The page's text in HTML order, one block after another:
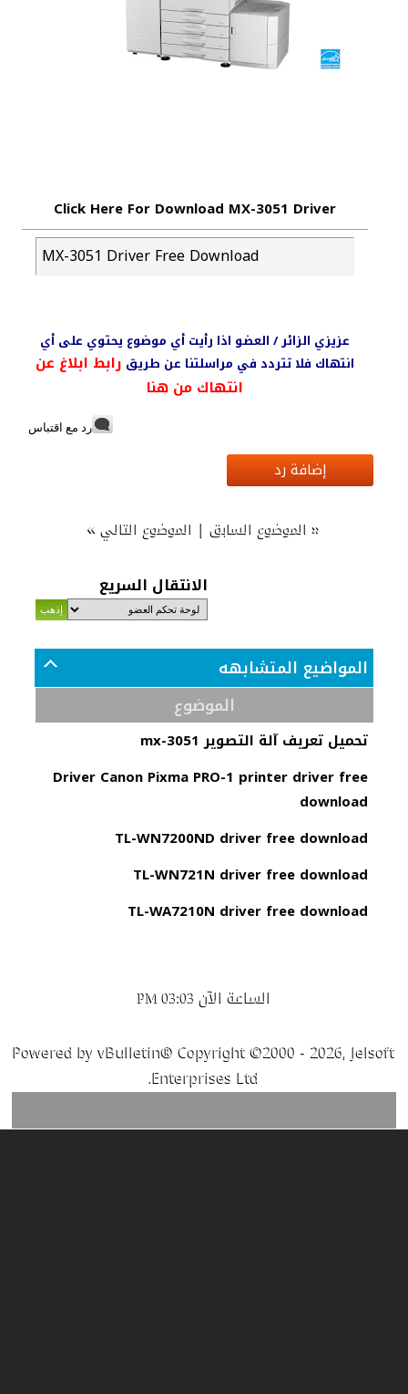
Click Here For Download MX-3051 Driver
MX-3051 Driver Free Download
عزيزي الزائر / العضو اذا رأيت أي موضوع يحتوي على أي
انتهاك فلا تتردد في مراسلتنا عن طريق رابط ابلاغ عن
انتهاك من هنا
رد مع اقتباس
إضافة رد
« الموضوع السابق| الموضوع التالي»
الانتقال السريع
المواضيع المتشابهه
الموضوع
تحميل تعريف آلة التصوير mx-3051
Driver Canon Pixma PRO-1 printer driver free
download
TL-WN7200ND driver free download
TL-WN721N driver free download
TL-WA7210N driver free download
الساعة الآن 03:03 PM
Powered by vBulletin® Copyright ©2000 - 2026, Jelsoft
Enterprises Ltd.